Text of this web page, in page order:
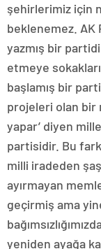
şehirlerimiz için
beklenemez.
yazmış bir
etmeye
başlamış bir
projeleri olan bir
yapar’ diyen
partisidir. Bu
milli iradeden
ayırmayan
geçirmiş ama
yeniden ayağa